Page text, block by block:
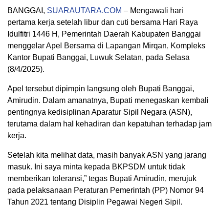
BANGGAI, SUARAUTARA.COM – Mengawali hari
pertama kerja setelah libur dan cuti bersama Hari Raya
Idulfitri 1446 H, Pemerintah Daerah Kabupaten Banggai
menggelar Apel Bersama di Lapangan Mirqan, Kompleks
Kantor Bupati Banggai, Luwuk Selatan, pada Selasa
(8/4/2025).
Apel tersebut dipimpin langsung oleh Bupati Banggai,
Amirudin. Dalam amanatnya, Bupati menegaskan kembali
pentingnya kedisiplinan Aparatur Sipil Negara (ASN),
terutama dalam hal kehadiran dan kepatuhan terhadap jam
kerja.
Setelah kita melihat data, masih banyak ASN yang jarang
masuk. Ini saya minta kepada BKPSDM untuk tidak
memberikan toleransi,” tegas Bupati Amirudin, merujuk
pada pelaksanaan Peraturan Pemerintah (PP) Nomor 94
Tahun 2021 tentang Disiplin Pegawai Negeri Sipil.